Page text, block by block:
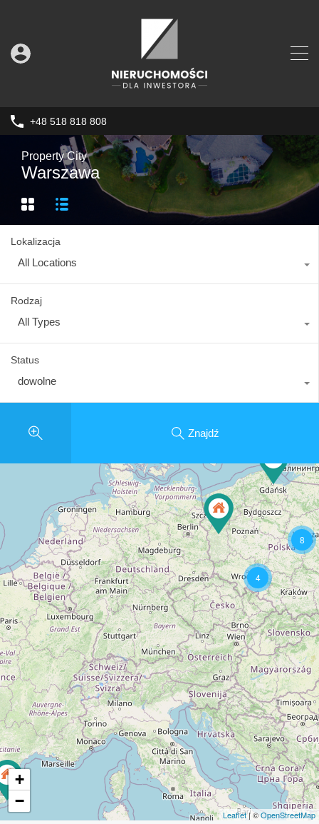
+48 518 818 808
Property City
Warszawa
Lokalizacja
All Locations
Rodzaj
All Types
Status
dowolne
Znajdź
4
8
+
−
Leaflet| ©OpenStreetMap